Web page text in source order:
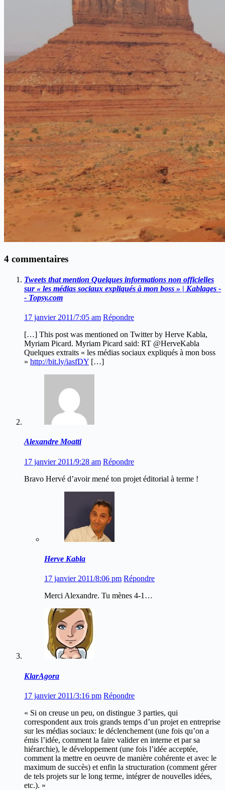
4 commentaires
Tweets that mention Quelques informations non officielles
sur « les médias sociaux expliqués à mon boss » | Kablages -
- Topsy.com
17 janvier 2011/7:05 am Répondre
[…] This post was mentioned on Twitter by Herve Kabla,
Myriam Picard. Myriam Picard said: RT @HerveKabla
Quelques extraits « les médias sociaux expliqués à mon boss
» http://bit.ly/iasfDY […]
Alexandre Moatti
17 janvier 2011/9:28 am Répondre
Bravo Hervé d’avoir mené ton projet éditorial à terme !
Herve Kabla
17 janvier 2011/8:06 pm Répondre
Merci Alexandre. Tu mènes 4-1…
KlarAgora
17 janvier 2011/3:16 pm Répondre
« Si on creuse un peu, on distingue 3 parties, qui
correspondent aux trois grands temps d’un projet en entreprise
sur les médias sociaux: le déclenchement (une fois qu’on a
émis l’idée, comment la faire valider en interne et par sa
hiérarchie), le développement (une fois l’idée acceptée,
comment la mettre en oeuvre de manière cohérente et avec le
maximum de succès) et enfin la structuration (comment gérer
de tels projets sur le long terme, intégrer de nouvelles idées,
etc.). »